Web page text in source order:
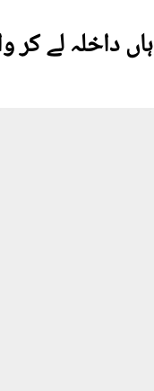
داخلہ لے کر